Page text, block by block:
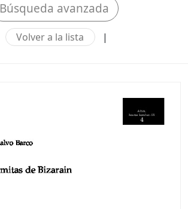
Búsqueda avanzada
Volver a la lista |